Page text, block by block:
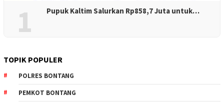
1 Pupuk Kaltim Salurkan Rp858,7 Juta untuk…
TOPIK POPULER
POLRES BONTANG
PEMKOT BONTANG